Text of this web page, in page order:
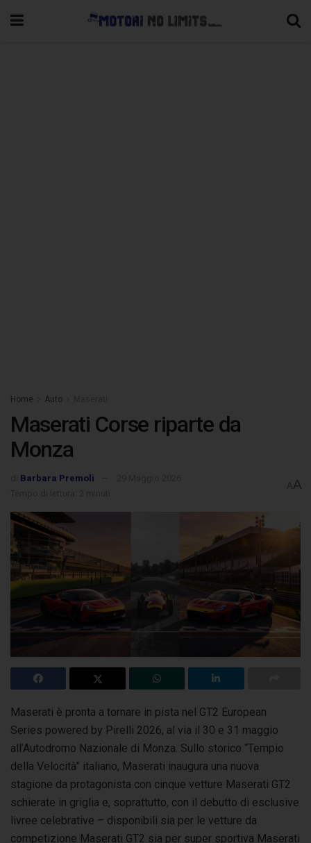
Home Auto
Maserati Corse riparte da
Monza
Barbara Premoli
AA
Maserati è pronta a tornare in pista nel GT2 European
Series powered by Pirelli 2026, al via il 30 e 31 maggio
all’Autodromo Nazionale di Monza. Sullo storico “Tempio
della Velocità” italiano, Maserati inaugura una nuova
stagione da protagonista con cinque vetture Maserati GT2
schierate in griglia e, soprattutto, con il debutto di esclusive
livree celebrative – disponibili sia per le vetture da
competizione Maserati GT2 sia per super sportiva Maserati